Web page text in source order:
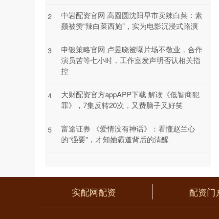
2
中岩配资官网 高圆圆沈阳早市卖辣白菜：素
颜被赞“辣白菜西施”，实为电影沉浸式路演
3
申银策略官网 卢昱晓被曝片场不敬业，合作
演员苦等七小时，工作室发声明否认相关指
控
4
大财配资官方appAPP下载 解读《低智商犯
罪》，7集反转20次，又费脑子又好笑
5
富途证券 《爱情没有神话》：看懂赵兰心
的“强要”，才知她霸道背后的清醒
实配网配资 配资门